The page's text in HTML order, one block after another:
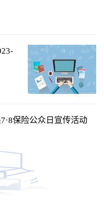
保险公众日宣传活动